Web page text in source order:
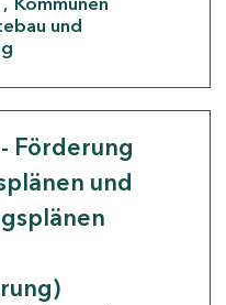
und
Förderung
und